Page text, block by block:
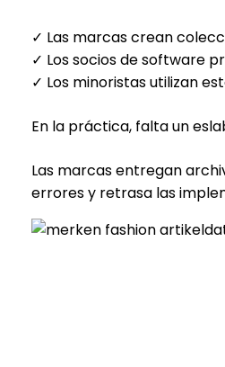
✓ Las marcas crean
✓ Los socios de software
✓ Los minoristas utilizan
En la práctica, falta un
Las marcas entregan
errores y retrasa las